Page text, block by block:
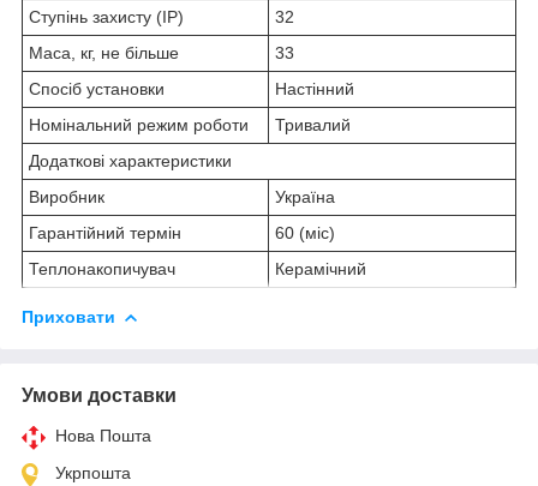
Ступінь захисту (IP)
32
Маса, кг, не більше
33
Спосіб установки
Настінний
Номінальний режим роботи
Тривалий
Додаткові характеристики
Виробник
Україна
Гарантійний термін
60 (міс)
Теплонакопичувач
Керамічний
Приховати
Умови доставки
Нова Пошта
Укрпошта